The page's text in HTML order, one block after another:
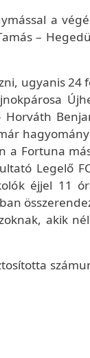
a
–
ugyanis 24
Horváth
a Fortuna
Legelő
éjjel 11
akik